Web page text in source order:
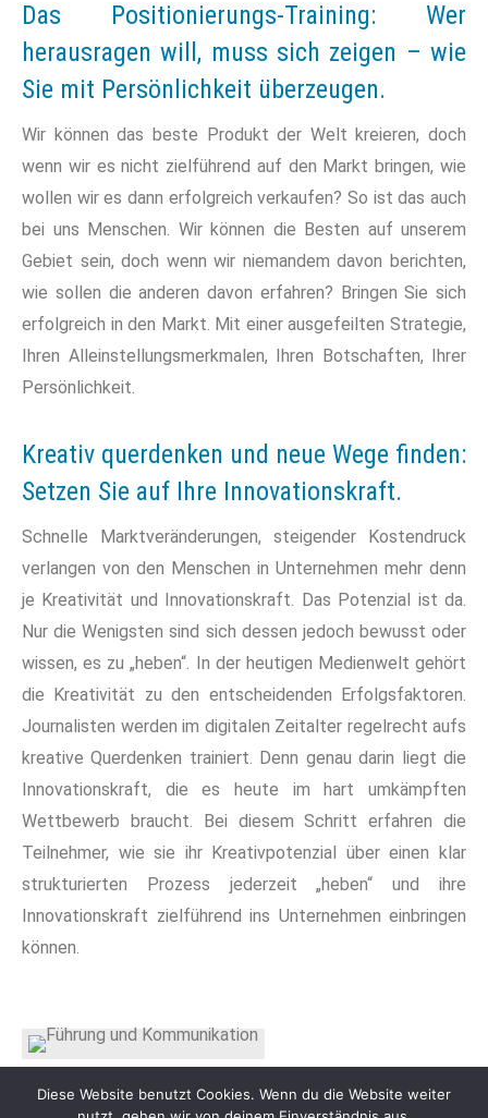
Das Positionierungs-Training: Wer
herausragen will, muss sich zeigen – wie
Sie mit Persönlichkeit überzeugen.
Wir können das beste Produkt der Welt kreieren, doch
wenn wir es nicht zielführend auf den Markt bringen, wie
wollen wir es dann erfolgreich verkaufen? So ist das auch
bei uns Menschen. Wir können die Besten auf unserem
Gebiet sein, doch wenn wir niemandem davon berichten,
wie sollen die anderen davon erfahren? Bringen Sie sich
erfolgreich in den Markt. Mit einer ausgefeilten Strategie,
Ihren Alleinstellungsmerkmalen, Ihren Botschaften, Ihrer
Persönlichkeit.
Kreativ querdenken und neue Wege finden:
Setzen Sie auf Ihre Innovationskraft.
Schnelle Marktveränderungen, steigender Kostendruck
verlangen von den Menschen in Unternehmen mehr denn
je Kreativität und Innovationskraft. Das Potenzial ist da.
Nur die Wenigsten sind sich dessen jedoch bewusst oder
wissen, es zu „heben“. In der heutigen Medienwelt gehört
die Kreativität zu den entscheidenden Erfolgsfaktoren.
Journalisten werden im digitalen Zeitalter regelrecht aufs
kreative Querdenken trainiert. Denn genau darin liegt die
Innovationskraft, die es heute im hart umkämpften
Wettbewerb braucht. Bei diesem Schritt erfahren die
Teilnehmer, wie sie ihr Kreativpotenzial über einen klar
strukturierten Prozess jederzeit „heben“ und ihre
Innovationskraft zielführend ins Unternehmen einbringen
können.
Diese Website benutzt Cookies. Wenn du die Website weiter